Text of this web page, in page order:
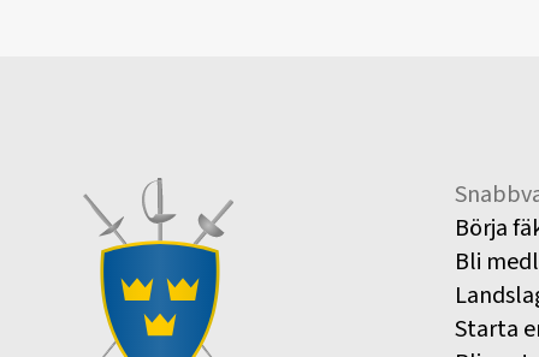
Börja
Bli
Starta